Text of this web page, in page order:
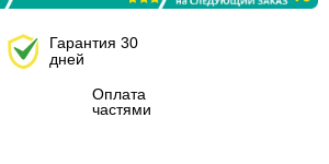
Гарантия 30
дней
Оплата
частями